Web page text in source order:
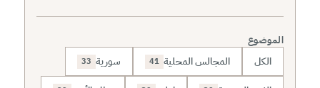
الموضوع
الكل المجالس المحلية 41 سورية 33